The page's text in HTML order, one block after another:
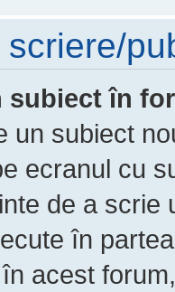
subiect în
un subiect
ecranul cu
de a scrie
în
acest